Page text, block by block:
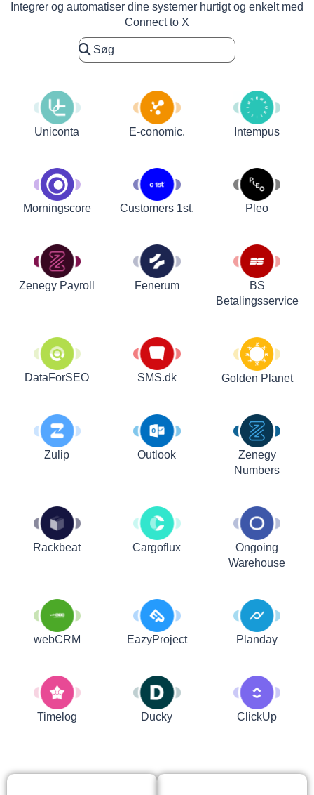
Integrer og automatiser dine systemer hurtigt og enkelt med
Connect to X
Uniconta E-conomic. Intempus
Morningscore Customers 1st. Pleo
Zenegy Payroll Fenerum
BS
Betalingsservice
DataForSEO SMS.dk Golden Planet
Zulip Outlook
Zenegy
Numbers
Rackbeat Cargoflux
Ongoing
Warehouse
webCRM EazyProject Planday
Timelog Ducky ClickUp